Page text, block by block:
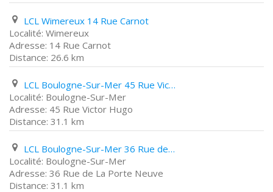
LCL Wimereux 14 Rue Carnot
Wimereux
14 Rue Carnot
26.6 km
LCL Boulogne-Sur-Mer 45 Rue Victor Hugo
Boulogne-Sur-Mer
45 Rue Victor Hugo
31.1 km
LCL Boulogne-Sur-Mer 36 Rue de La Porte Neuve
Boulogne-Sur-Mer
36 Rue de La Porte Neuve
31.1 km